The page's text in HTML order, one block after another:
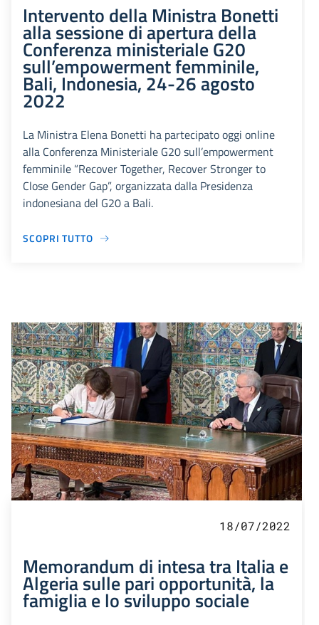
Intervento della Ministra Bonetti
alla sessione di apertura della
Conferenza ministeriale G20
sull’empowerment femminile,
Bali, Indonesia, 24-26 agosto
2022
La Ministra Elena Bonetti ha partecipato oggi online
alla Conferenza Ministeriale G20 sull’empowerment
femminile “Recover Together, Recover Stronger to
Close Gender Gap”, organizzata dalla Presidenza
indonesiana del G20 a Bali.
SCOPRI TUTTO
18/07/2022
Memorandum di intesa tra Italia e
Algeria sulle pari opportunità, la
famiglia e lo sviluppo sociale